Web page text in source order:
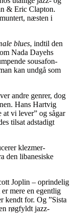
& Eric Clapton.
næsten i
blues, indtil den
Nada Dayehs
sousafon-
kan undgå som
andre genrer, dog
Hans Hartvig
at vi lever” og sågar
tilsat adstadigt
klezmer-
den libanesiske
Joplin – oprindelig
mere en egentlig
kendt for. Og ”Sista
røgfyldt jazz-